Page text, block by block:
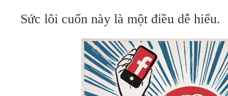
Sức lôi cuốn này là một điều dễ hiểu.